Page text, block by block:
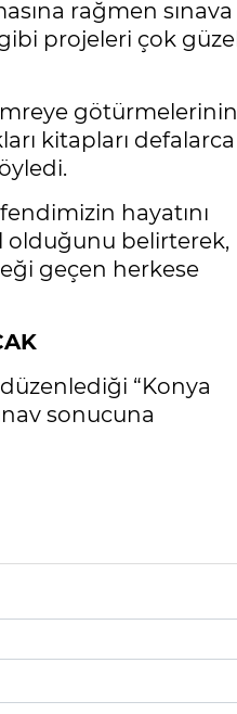
rağmen sınava
projeleri çok güzel
götürmelerinin
kitapları defalarca
hayatını
olduğunu belirterek,
geçen herkese
“Konya
sonucuna